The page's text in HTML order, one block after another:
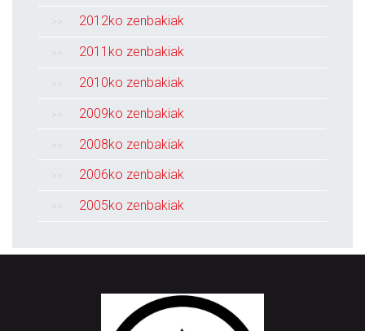
2012ko zenbakiak
2011ko zenbakiak
2010ko zenbakiak
2009ko zenbakiak
2008ko zenbakiak
2006ko zenbakiak
2005ko zenbakiak